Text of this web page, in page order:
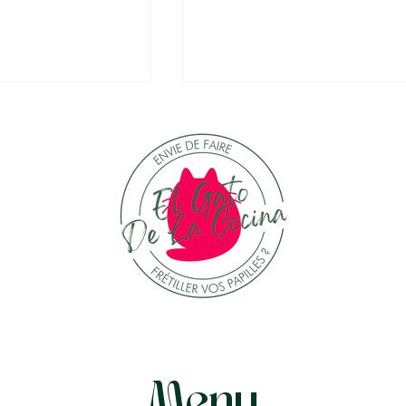
Parmentier de poisson aux
patates douces, lait de
coco, gingembre,